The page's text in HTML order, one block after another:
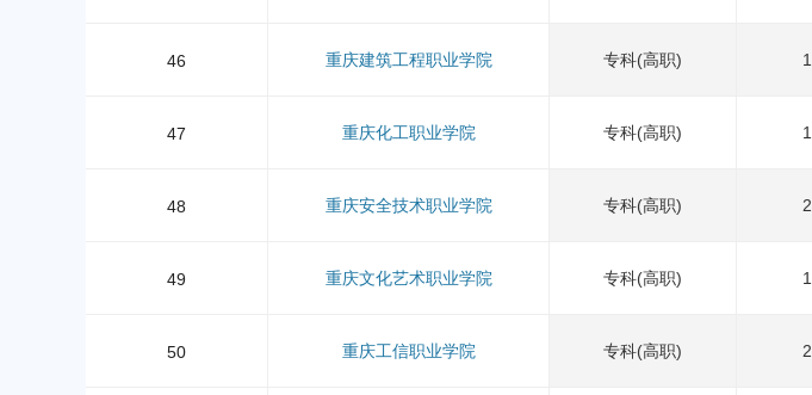
46 重庆建筑工程职业学院 专科(高职)
47 重庆化工职业学院 专科(高职)
48 重庆安全技术职业学院 专科(高职)
49 重庆文化艺术职业学院 专科(高职)
50 重庆工信职业学院 专科(高职)